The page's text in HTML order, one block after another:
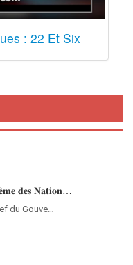
: 22 Et Six
𝐝𝐞𝐬 𝐍𝐚𝐭𝐢𝐨𝐧…
du Gouve…